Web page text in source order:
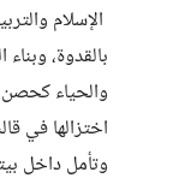
الإسلام
بالقدوة،
والحياء كحصن،
اختزالها في
وتأمل داخل